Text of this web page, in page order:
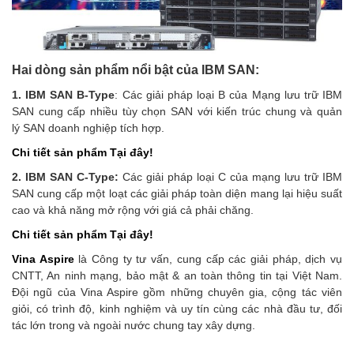
Hai dòng sản phẩm nổi bật của IBM SAN:
1. IBM SAN B-Type: Các giải pháp loại B của Mạng lưu trữ IBM
SAN cung cấp nhiều tùy chọn SAN với kiến ​​trúc chung và quản
lý SAN doanh nghiệp tích hợp.
Chi tiết sản phẩm Tại đây!
2. IBM SAN C-Type: Các giải pháp loại C của mạng lưu trữ IBM
SAN cung cấp một loạt các giải pháp toàn diện mang lại hiệu suất
cao và khả năng mở rộng với giá cả phải chăng.
Chi tiết sản phẩm Tại đây!
Vina Aspirelà Công ty tư vấn, cung cấp các giải pháp, dịch vụ
CNTT, An ninh mạng, bảo mật & an toàn thông tin tại Việt Nam.
Đội ngũ của Vina Aspire gồm những chuyên gia, cộng tác viên
giỏi, có trình độ, kinh nghiệm và uy tín cùng các nhà đầu tư, đối
tác lớn trong và ngoài nước chung tay xây dựng.